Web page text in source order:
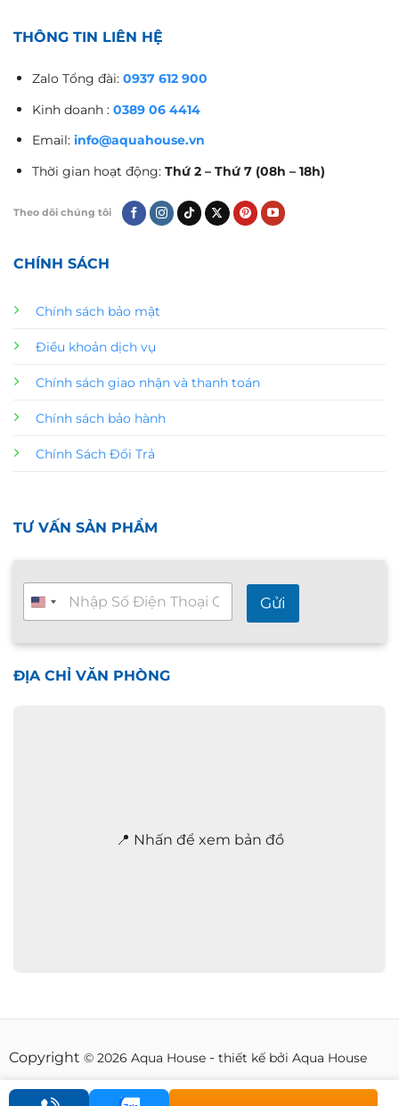
THÔNG TIN LIÊN HỆ
Zalo Tổng đài: 0937 612 900
Kinh doanh : 0389 06 4414
Email: info@aquahouse.vn
Thời gian hoạt động: Thứ 2 – Thứ 7 (08h – 18h)
Theo dõi chúng tôi
CHÍNH SÁCH
Chính sách bảo mật
Điều khoản dịch vụ
Chính sách giao nhận và thanh toán
Chính sách bảo hành
Chính Sách Đổi Trả
TƯ VẤN SẢN PHẨM
ư
v
n
Gửi
ĐỊA CHỈ VĂN PHÒNG
📍 Nhấn để xem bản đồ
Copyright © 2026 Aqua House -thiết kế bởi Aqua House